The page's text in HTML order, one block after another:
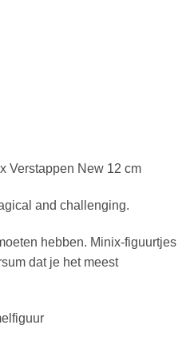
Verstappen New 12 cm
and challenging.
hebben. Minix-figuurtjes
dat je het meest